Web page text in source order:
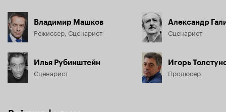
Владимир Машков
Режиссёр, Сценарист
Илья Рубинштейн
Сценарист
Александр
Сценарист
Игорь
Продюсер